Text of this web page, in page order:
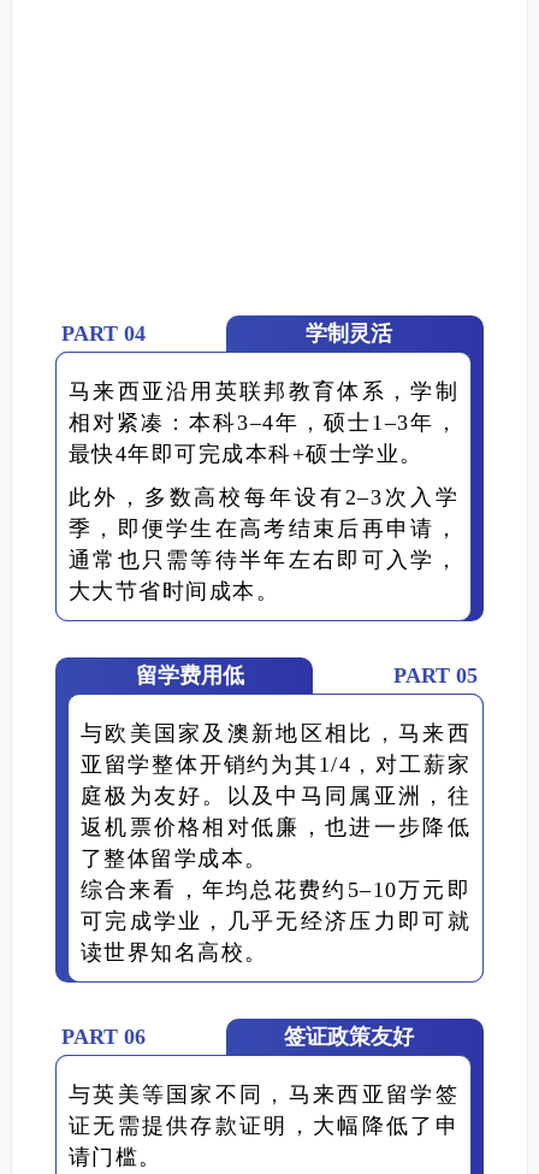
PART 04 学制灵活
马来西亚沿用英联邦教育体系，学制
相对紧凑：本科3–4年，硕士1–3年，
最快4年即可完成本科+硕士学业。
此外，多数高校每年设有2–3次入学
季，即便学生在高考结束后再申请，
通常也只需等待半年左右即可入学，
大大节省时间成本。
留学费用低 PART 05
与欧美国家及澳新地区相比，马来西
亚留学整体开销约为其1/4，对工薪家
庭极为友好。以及 中马同属亚洲，往
返机票价格相对低廉，也进一步降低
了整体留学成本。
综合来看，年均总花费约5–10万元即
可完成学业，几乎无经济压力即可就
读世界知名高校。
PART 06 签证政策友好
与英美等国家不同，马来西亚留学签
证无需提供存款证明，大幅降低了申
请门槛。